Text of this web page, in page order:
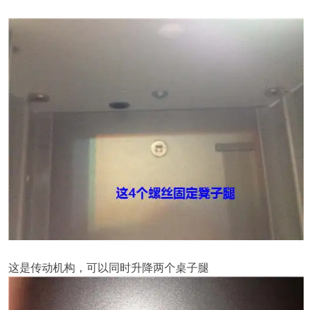
这是传动机构，可以同时升降两个桌子腿